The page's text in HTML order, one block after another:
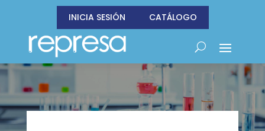
INICIA SESIÓN CATÁLOGO